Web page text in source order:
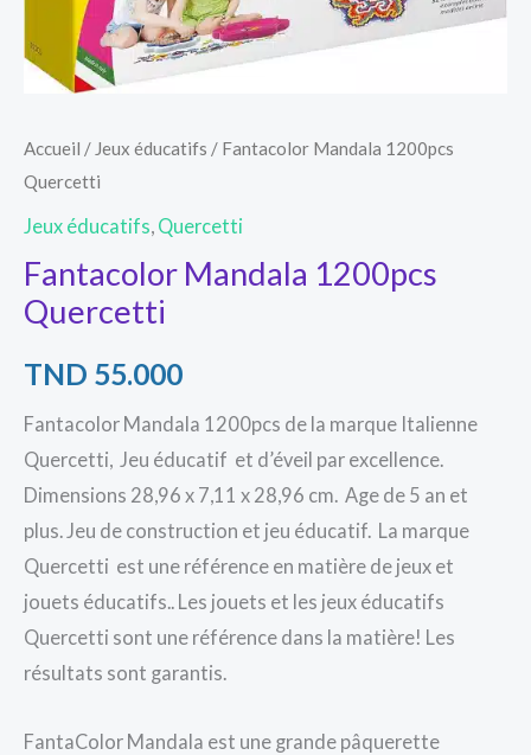
Accueil / Jeux éducatifs / Fantacolor Mandala 1200pcs
Quercetti
Jeux éducatifs Quercetti
Fantacolor Mandala 1200pcs
Quercetti
TND 55.000
Fantacolor Mandala 1200pcs de la marque Italienne
Quercetti, Jeu éducatif et d’éveil par excellence.
Dimensions 28,96 x 7,11 x 28,96 cm. Age de 5 an et
plus. Jeu de construction et jeu éducatif. La marque
Quercetti est une référence en matière de jeux et
jouets éducatifs.. Les jouets et les jeux éducatifs
Quercetti sont une référence dans la matière! Les
résultats sont garantis.
FantaColor Mandala est une grande pâquerette